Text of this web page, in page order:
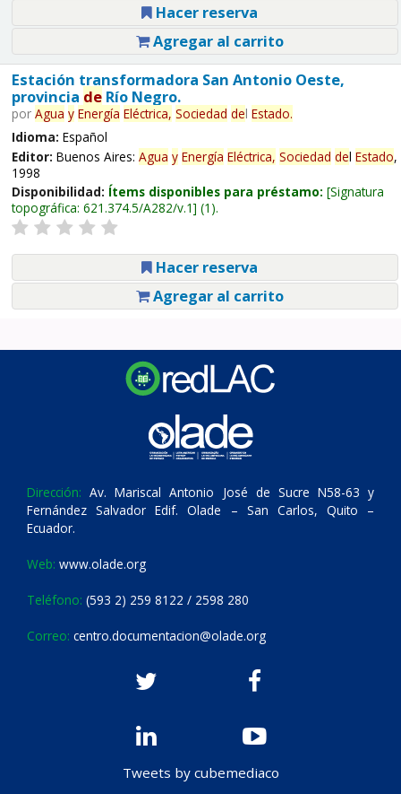
Hacer reserva
Agregar al carrito
Estación transformadora San Antonio Oeste,
provincia deRío Negro.
por Agua y Energía Eléctrica, Sociedad del Estado.
Idioma: Español
Editor: Buenos Aires: Agua y Energía Eléctrica, Sociedad del Estado,
1998
Disponibilidad: Ítems disponibles para préstamo: Signatura
topográfica: 621.374.5/A282/v.1 (1).
Hacer reserva
Agregar al carrito
Dirección: Av. Mariscal Antonio José de Sucre N58-63 y
Fernández Salvador Edif. Olade – San Carlos, Quito –
Ecuador.
Web: www.olade.org
Teléfono: (593 2) 259 8122 / 2598 280
Correo: centro.documentacion@olade.org
Tweets by cubemediaco